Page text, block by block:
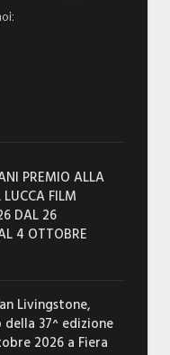
PREMIO ALLA
FILM
DAL 26
4 OTTOBRE
Livingstone,
della 37^ edizione
2026 a Fiera